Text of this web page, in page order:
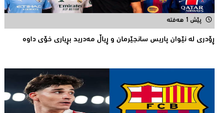
پێش 1 هەفتە
ڕۆدری لە نێوان پاریس سانجێرمان و ڕیاڵ مەدرید بڕیاری خۆی داوە